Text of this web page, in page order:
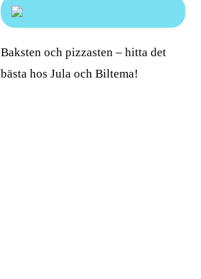
Baksten och pizzasten – hitta det
bästa hos Jula och Biltema!